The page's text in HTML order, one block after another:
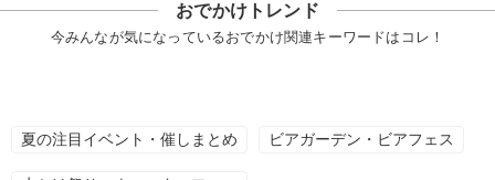
おでかけトレンド
今みんなが気になっているおでかけ関連キーワードはコレ！
夏の注目イベント・催しまとめ ビアガーデン・ビアフェス